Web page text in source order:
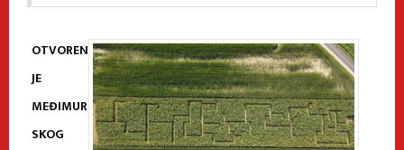
OTVOREN
JE
MEĐIMUR
SKOG